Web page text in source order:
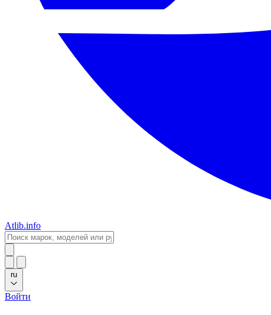
Atlib.info
ru
Войти